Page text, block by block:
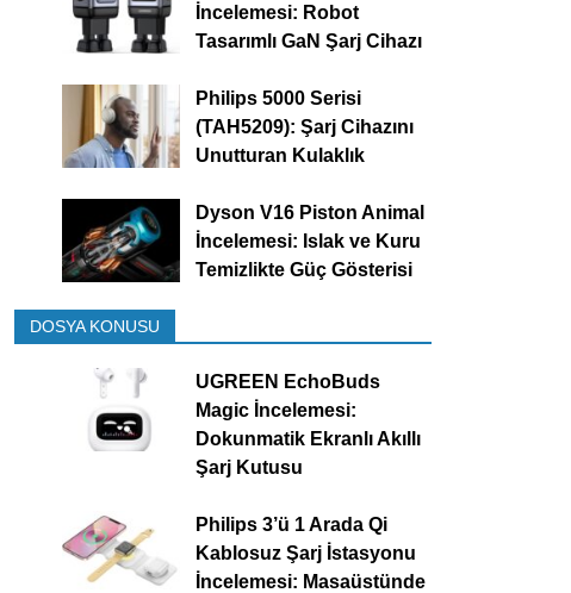
İncelemesi: Robot
Tasarımlı GaN Şarj Cihazı
Philips 5000 Serisi
(TAH5209): Şarj Cihazını
Unutturan Kulaklık
Dyson V16 Piston Animal
İncelemesi: Islak ve Kuru
Temizlikte Güç Gösterisi
DOSYA KONUSU
UGREEN EchoBuds
Magic İncelemesi:
Dokunmatik Ekranlı Akıllı
Şarj Kutusu
Philips 3’ü 1 Arada Qi
Kablosuz Şarj İstasyonu
İncelemesi: Masaüstünde